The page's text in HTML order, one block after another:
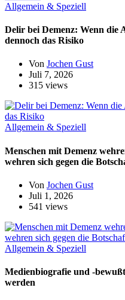
Allgemein & Speziell
Delir bei Demenz: Wenn die
dennoch das Risiko
Von Jochen Gust
Juli 7, 2026
315 views
Allgemein & Speziell
Menschen mit Demenz
wehren sich gegen die
Von Jochen Gust
Juli 1, 2026
541 views
Allgemein & Speziell
Medienbiografie und -
werden